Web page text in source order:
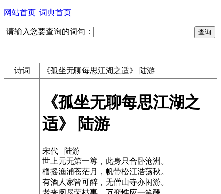
网站首页 词典首页
请输入您要查询的词句：
诗词 《孤坐无聊每思江湖之适》 陆游
《孤坐无聊每思江湖之
适》 陆游
宋代 陆游
世上元无第一篿，此身只合卧沧洲。
橹摇渔浦苍茫月，帆带松江浩荡秋。
有酒人家皆可醉，无僧山寺亦闲游。
老来阅尽荣枯事，万变惟应一笑酬。